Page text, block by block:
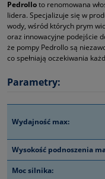
Pedrolloto renomowana
lidera. Specjalizuje się w
wody, wśród których prym
oraz innowacyjne podejście
że pompy Pedrollo są
co spełniają oczekiwania
Parametry:
Wydajność max:
Wysokość podnoszenia
Moc silnika: